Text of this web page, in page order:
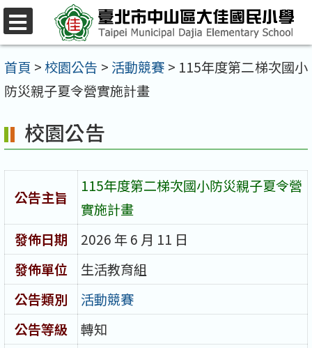
跳
至
主
要
容
區
首頁 >校園公告 > 活動競賽 > 115年度第二梯次國小
防災親子夏令營實施計畫
校園公告
公告主旨
115年度第二梯次國小防災親子夏令營
實施計畫
發佈日期
2026 年 6 月 11 日
發佈單位
生活教育組
公告類別
活動競賽
公告等級
轉知
選
單